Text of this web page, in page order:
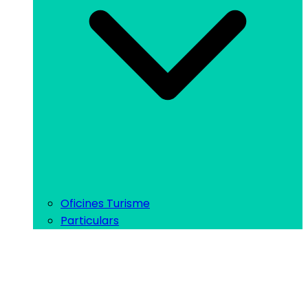
Oficines Turisme
Particulars